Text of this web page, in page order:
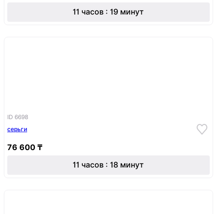
11 часов : 19 минут
ID 6698
серьги
76 600 ₸
11 часов : 18 минут